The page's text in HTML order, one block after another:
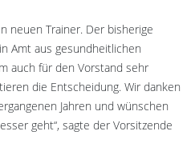
neuen Trainer. Der bisherige
Amt aus gesundheitlichen
auch für den Vorstand sehr
die Entscheidung. Wir danken
Jahren und wünschen
geht“, sagte der Vorsitzende